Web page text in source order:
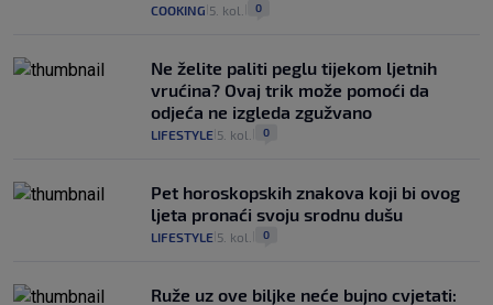
COOKING 5. kol. 0
Ne želite paliti peglu tijekom ljetnih
vrućina? Ovaj trik može pomoći da
odjeća ne izgleda zgužvano
LIFESTYLE 5. kol. 0
Pet horoskopskih znakova koji bi ovog
ljeta pronaći svoju srodnu dušu
LIFESTYLE 5. kol. 0
Ruže uz ove biljke neće bujno cvjetati: